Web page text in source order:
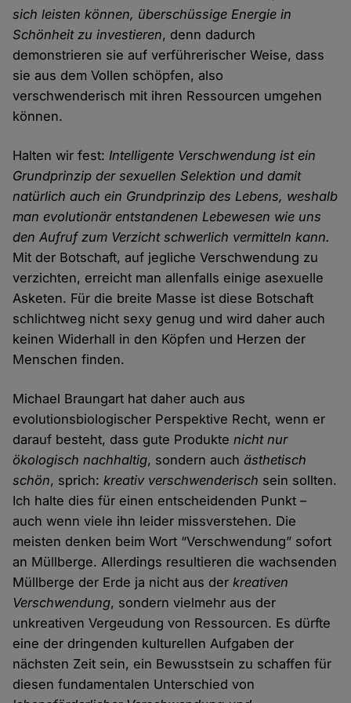
sich leisten können, überschüssige Energie in
Schönheit zu investieren, denn dadurch
demonstrieren sie auf verführerischer Weise, dass
sie aus dem Vollen schöpfen, also
verschwenderisch mit ihren Ressourcen umgehen
können.
Halten wir fest: Intelligente Verschwendung ist ein
Grundprinzip der sexuellen Selektion und damit
natürlich auch ein Grundprinzip des Lebens, weshalb
man evolutionär entstandenen Lebewesen wie uns
den Aufruf zum Verzicht schwerlich vermitteln kann.
Mit der Botschaft, auf jegliche Verschwendung zu
verzichten, erreicht man allenfalls einige asexuelle
Asketen. Für die breite Masse ist diese Botschaft
schlichtweg nicht sexy genug und wird daher auch
keinen Widerhall in den Köpfen und Herzen der
Menschen finden.
Michael Braungart hat daher auch aus
evolutionsbiologischer Perspektive Recht, wenn er
darauf besteht, dass gute Produktenicht nur
ökologisch nachhaltig, sondern auchästhetisch
schön, sprich:kreativ verschwenderisch sein sollten.
Ich halte dies für einen entscheidenden Punkt –
auch wenn viele ihn leider missverstehen. Die
meisten denken beim Wort “Verschwendung” sofort
an Müllberge. Allerdings resultieren die wachsenden
Müllberge der Erde ja nicht aus derkreativen
Verschwendung, sondern vielmehr aus der
unkreativen Vergeudung von Ressourcen. Es dürfte
eine der dringenden kulturellen Aufgaben der
nächsten Zeit sein, ein Bewusstsein zu schaffen für
diesen fundamentalen Unterschied von